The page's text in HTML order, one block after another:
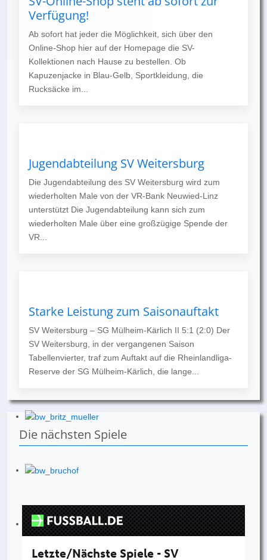
Verfügung!
Ab sofort hat jeder die Möglichkeit, sich über den
Online-Shop hier auf der Homepage die SV-
Kollektionen nach Hause zu bestellen. Ob
Kapuzenjacke in Blau-Gelb, Sportkleidung, die
Rucksäcke im...
Jugendabteilung SV Weitersburg
Die Jugendabteilung des SV Weitersburg wird zum
wiederholten Male von der VR-Bank Neuwied-Linz
unterstützt Die Jugendabteilung kann sich zum
wiederholten Male über eine großzügige Spende der
VR...
Starke Leistung zum Saisonauftakt
SV Weitersburg – SG Mülheim-Kärlich II 5:1 (2:0) Der
SV Weitersburg, in der vergangenen Saison
Tabellenvierter, traf zum Auftakt auf die Rheinlandliga-
Reserve der SG Mülheim-Kärlich, die lange...
Die nächsten Spiele